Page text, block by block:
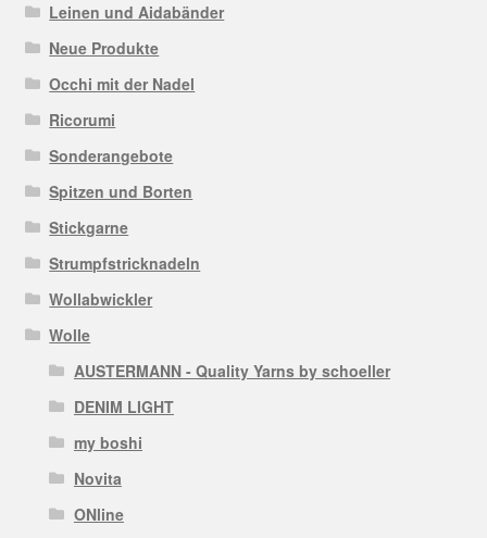
Leinen und Aidabänder
Neue Produkte
Occhi mit der Nadel
Ricorumi
Sonderangebote
Spitzen und Borten
Stickgarne
Strumpfstricknadeln
Wollabwickler
Wolle
AUSTERMANN - Quality Yarns by schoeller
DENIM LIGHT
my boshi
Novita
ONline